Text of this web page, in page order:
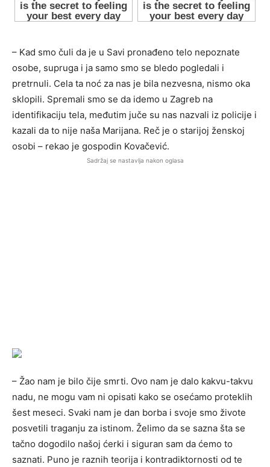
– Kad smo čuli da je u Savi pronađeno telo nepoznate
osobe, supruga i ja samo smo se bledo pogledali i
pretrnuli. Cela ta noć za nas je bila nezvesna, nismo oka
sklopili. Spremali smo se da idemo u Zagreb na
identifikaciju tela, međutim juče su nas nazvali iz policije i
kazali da to nije naša Marijana. Reč je o starijoj ženskoj
osobi – rekao je gospodin Kovačević.
Sadržaj se nastavlja nakon oglasa
– Žao nam je bilo čije smrti. Ovo nam je dalo kakvu-takvu
nadu, ne mogu vam ni opisati kako se osećamo proteklih
šest meseci. Svaki nam je dan borba i svoje smo živote
posvetili traganju za istinom. Želimo da se sazna šta se
tačno dogodilo našoj ćerki i siguran sam da ćemo to
saznati. Puno je raznih teorija i kontradiktornosti od te